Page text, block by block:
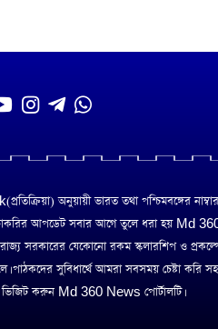
অনুয়ায়ী ভারত তথা পশ্চিমবঙ্গের
আপডেট সবার আগে তুলে ধরা হয় Md
ও রাজ্য সরকারের যেকোনো রকম স্কলারশিপ ও
সুবিধার্থে আমরা সবসময় চেষ্টা করি
করুন Md 360 News পোর্টালটি।